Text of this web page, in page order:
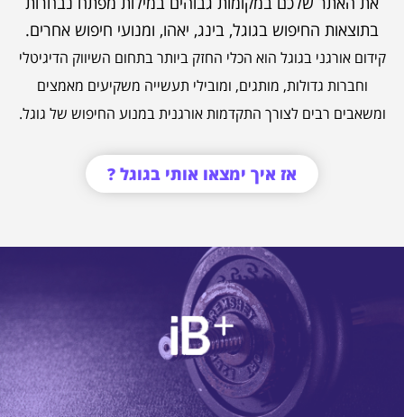
בתוצאות החיפוש בגוגל, בינג, יאהו, ומנועי חיפוש אחרים.
קידום אורגני בגוגל הוא הכלי החזק ביותר בתחום השיווק הדיגיטלי
וחברות גדולות, מותגים, ומובילי תעשייה משקיעים מאמצים
ומשאבים רבים לצורך התקדמות אורגנית במנוע החיפוש של גוגל.
אז איך ימצאו אותי בגוגל ?
עבור לסיפור ההצלחה